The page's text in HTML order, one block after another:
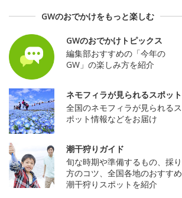
GWのおでかけをもっと楽しむ
GWのおでかけトピックス
編集部おすすめの「今年の
GW」の楽しみ方を紹介
ネモフィラが見られるスポット
全国のネモフィラが見られるス
ポット情報などをお届け
潮干狩りガイド
旬な時期や準備するもの、採り
方のコツ、全国各地のおすすめ
潮干狩りスポットを紹介